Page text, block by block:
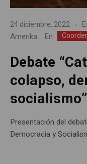
24 diciembre, 2022
Amerika
En
Debate
colapso,
socialismo”
Presentación del
Democracia y